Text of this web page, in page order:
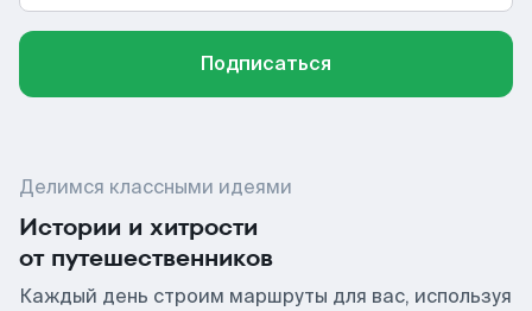
Подписаться
Делимся классными идеями
Истории и хитрости
от путешественников
Каждый день строим маршруты для вас, используя